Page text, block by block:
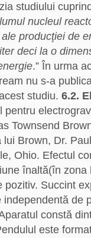
studiului
nucleul
producţiei de
deci la o
.” În urma
nu s-a
studiu. 6.2.
Townsend
Brown, Dr.
Ohio. Efectul
înaltă(în zona
Succint
de
constă
este